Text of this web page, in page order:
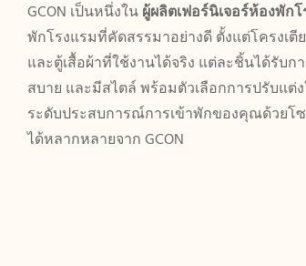
GCON เป็นหนึ่งในผู้ผลิตเฟอร์นิเจอร์ห้องพัก
พักโรงแรมที่คัดสรรมาอย่างดี ตั้งแต่โครงเ
และตู้เสื้อผ้าที่ใช้งานได้จริง แต่ละชิ้นได้รับก
สบาย และมีสไตล์ พร้อมตัวเลือกการปรับแ
ระดับประสบการณ์การเข้าพักของคุณด้วยโ
ได้หลากหลายจาก GCON